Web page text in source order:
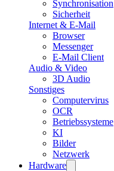
Synchronisation
Sicherheit
Internet & E-Mail
Browser
Messenger
E-Mail Client
Audio & Video
3D Audio
Sonstiges
Computervirus
OCR
Betriebssysteme
KI
Bilder
Netzwerk
Hardware